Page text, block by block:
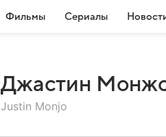
Фильмы Сериалы
Джастин
Justin Monjo